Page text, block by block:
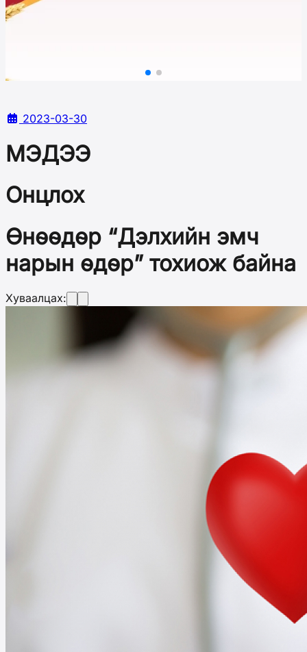
2023-03-30
МЭДЭЭ
Онцлох
Өнөөдөр “Дэлхийн эмч
нарын өдөр” тохиож байна
Хуваалцах: